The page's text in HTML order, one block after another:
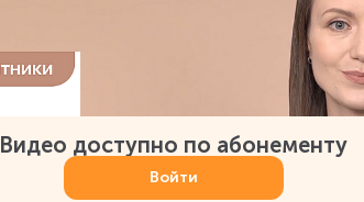
Видео доступно по абонементу
Войти